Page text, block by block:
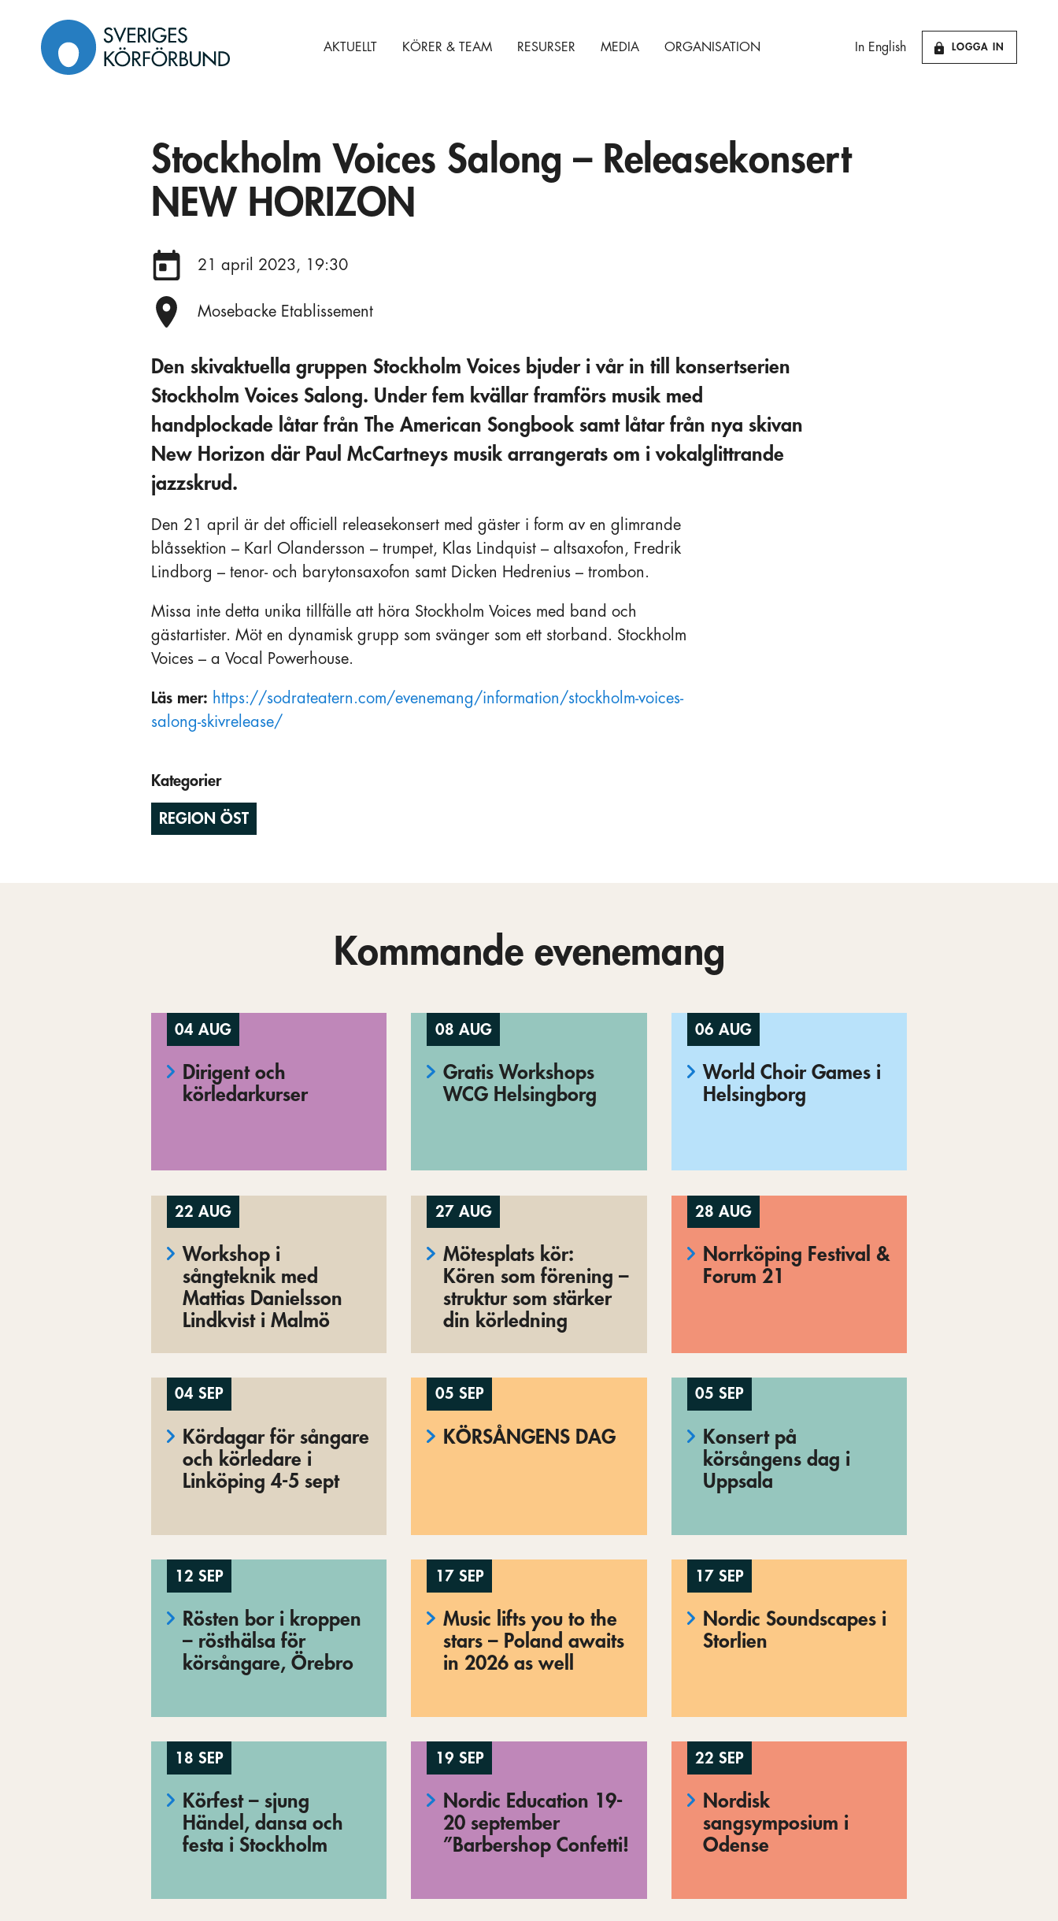
innehåll
AKTUELLT KÖRER & TEAM RESURSER MEDIA ORGANISATION In English LOGGA IN
Stockholm Voices Salong – Releasekonsert
NEW HORIZON
Datum:
21 april 2023, 19:30
Plats:
Mosebacke Etablissement
Den skivaktuella gruppen Stockholm Voices bjuder i vår in till konsertserien
Stockholm Voices Salong. Under fem kvällar framförs musik med
handplockade låtar från The American Songbook samt låtar från nya skivan
New Horizon där Paul McCartneys musik arrangerats om i vokalglittrande
jazzskrud.
Den 21 april är det officiell releasekonsert med gäster i form av en glimrande
blåssektion – Karl Olandersson – trumpet, Klas Lindquist – altsaxofon, Fredrik
Lindborg – tenor- och barytonsaxofon samt Dicken Hedrenius – trombon.
Missa inte detta unika tillfälle att höra Stockholm Voices med band och
gästartister. Möt en dynamisk grupp som svänger som ett storband. Stockholm
Voices – a Vocal Powerhouse.
Läs mer: https://sodrateatern.com/evenemang/information/stockholm-voices-
salong-skivrelease/
Kategorier
REGION ÖST
Kommande evenemang
04 AUG
Dirigent och
körledarkurser
08 AUG
Gratis Workshops
WCG Helsingborg
06 AUG
World Choir Games i
Helsingborg
22 AUG
Workshop i
sångteknik med
Mattias Danielsson
Lindkvist i Malmö
27 AUG
Mötesplats kör:
Kören som förening –
struktur som stärker
din körledning
28 AUG
Norrköping Festival &
Forum 21
04 SEP
Kördagar för sångare
och körledare i
Linköping 4-5 sept
05 SEP
KÖRSÅNGENS DAG
05 SEP
Konsert på
körsångens dag i
Uppsala
12 SEP
Rösten bor i kroppen
– rösthälsa för
körsångare, Örebro
17 SEP
Music lifts you to the
stars – Poland awaits
in 2026 as well
17 SEP
Nordic Soundscapes i
Storlien
18 SEP
Körfest – sjung
Händel, dansa och
festa i Stockholm
19 SEP
Nordic Education 19-
20 september
”Barbershop Confetti!
22 SEP
Nordisk
sangsymposium i
Odense